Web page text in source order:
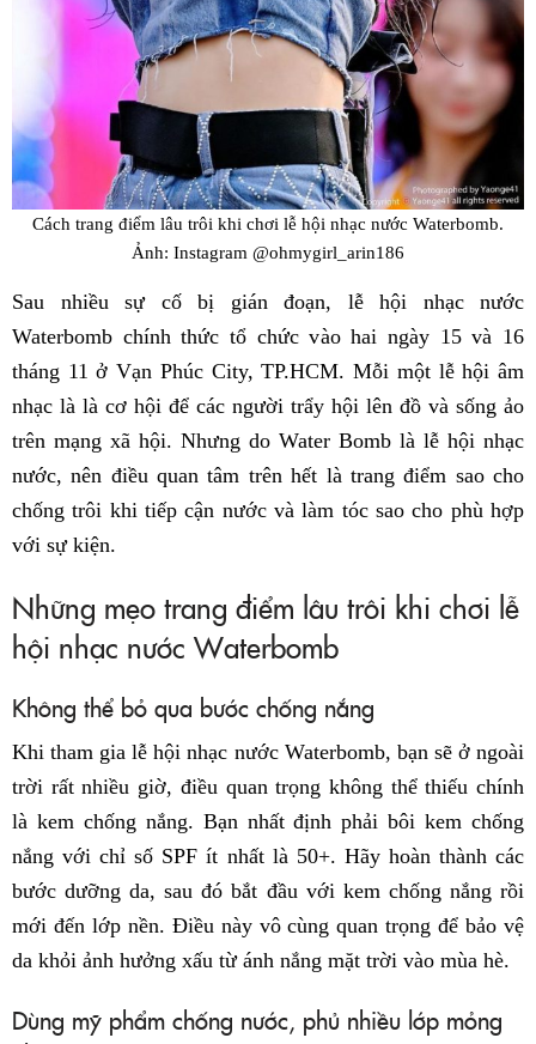
Cách trang điểm lâu trôi khi chơi lễ hội nhạc nước Waterbomb.
Ảnh: Instagram @ohmygirl_arin186
Sau nhiều sự cố bị gián đoạn, lễ hội nhạc nước
Waterbomb chính thức tổ chức vào hai ngày 15 và 16
tháng 11 ở Vạn Phúc City, TP.HCM. Mỗi một lễ hội âm
nhạc là là cơ hội để các người trẩy hội lên đồ và sống ảo
trên mạng xã hội. Nhưng do Water Bomb là lễ hội nhạc
nước, nên điều quan tâm trên hết là trang điểm sao cho
chống trôi khi tiếp cận nước và làm tóc sao cho phù hợp
với sự kiện.
Những mẹo trang điểm lâu trôi khi chơi lễ
hội nhạc nước Waterbomb
Không thể bỏ qua bước chống nắng
Khi tham gia lễ hội nhạc nước Waterbomb, bạn sẽ ở ngoài
trời rất nhiều giờ, điều quan trọng không thể thiếu chính
là kem chống nắng. Bạn nhất định phải bôi kem chống
nắng với chỉ số SPF ít nhất là 50+. Hãy hoàn thành các
bước dưỡng da, sau đó bắt đầu với kem chống nắng rồi
mới đến lớp nền. Điều này vô cùng quan trọng để bảo vệ
da khỏi ảnh hưởng xấu từ ánh nắng mặt trời vào mùa hè.
Dùng mỹ phẩm chống nước, phủ nhiều lớp mỏng